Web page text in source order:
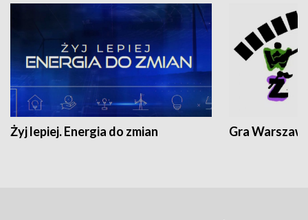
Żyj lepiej. Energia do zmian Gra